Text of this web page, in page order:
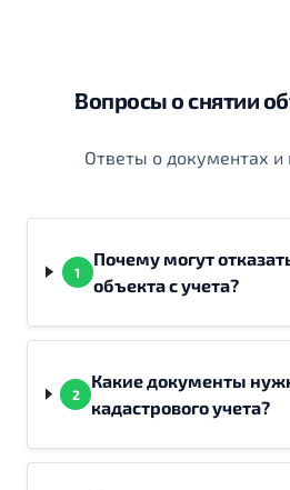
Вопросы о снятии
Ответы о документах и
1
Почему могут
объекта с учета?
2
Какие документы
кадастрового учета?